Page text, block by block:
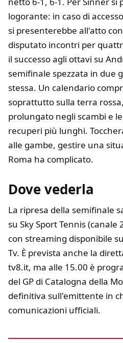
logorante: in caso di
si presenterebbe all'atto
disputato incontri per
il successo agli ottavi su
semifinale spezzata in due
stessa. Un calendario
soprattutto sulla terra
prolungato negli scambi e
recuperi più lunghi.
alle gambe, gestire una
Roma ha complicato.
Dove vederla
La ripresa della semifinale
su Sky Sport Tennis
con streaming disponibile
Tv. È prevista anche la
tv8.it, ma alle 15.00 è
del GP di Catalogna della
definitiva sull'emittente in
comunicazioni ufficiali.